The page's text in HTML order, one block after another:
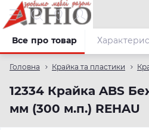
Головна Крайка та пластики
12334 Крайка ABS
мм (300 м.п.) REHAU
Все про товар